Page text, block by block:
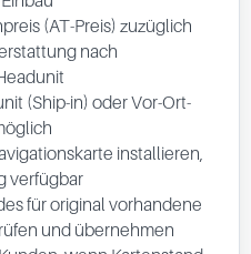
(AT-Preis) zuzüglich
nach
(Ship-in) oder Vor-Ort-
installieren,
verfügbar
für original vorhandene
und übernehmen